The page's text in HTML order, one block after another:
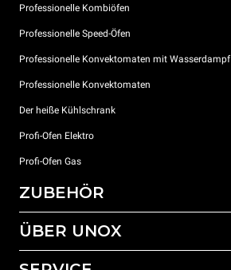
Professionelle Kombiöfen
Professionelle Speed-Öfen
Professionelle Konvektomaten mit Wasserdampf
Professionelle Konvektomaten
Der heiße Kühlschrank
Profi-Ofen Elektro
Profi-Ofen Gas
ZUBEHÖR
Gesamtes Zubehör
ÜBER UNOX